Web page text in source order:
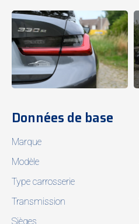
Données de base
Marque
Modèle
Type carrosserie
Transmission
Sièges